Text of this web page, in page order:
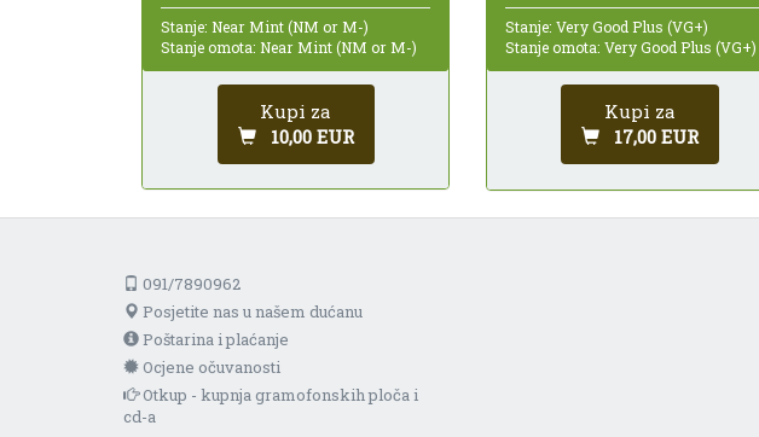
Stanje: Near Mint (NM or M-)
Stanje omota: Near Mint (NM or M-)
Kupi za
10,00 EUR
Stanje: Very Good Plus (VG+)
Stanje omota: Very Good Plus (VG+)
Kupi za
17,00 EUR
091/7890962
Posjetite nas u našem dućanu
Poštarina i plaćanje
Ocjene očuvanosti
Otkup - kupnja gramofonskih ploča i
cd-a